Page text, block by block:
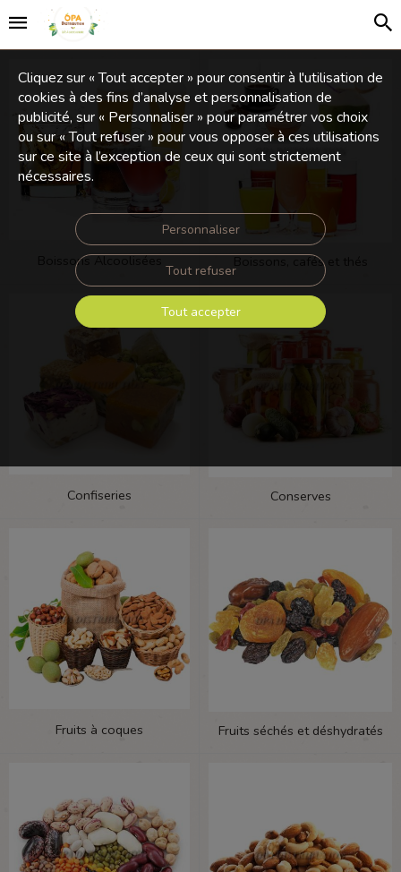
Boissons Alcoolisées Boissons, cafés et thés
Confiseries Conserves
Fruits à coques Fruits séchés et déshydratés
Cliquez sur « Tout accepter » pour consentir à l'utilisation de
cookies à des fins d’analyse et personnalisation de
publicité, sur « Personnaliser » pour paramétrer vos choix
ou sur « Tout refuser » pour vous opposer à ces utilisations
sur ce site à l’exception de ceux qui sont strictement
nécessaires.
Personnaliser
Tout refuser
Tout accepter